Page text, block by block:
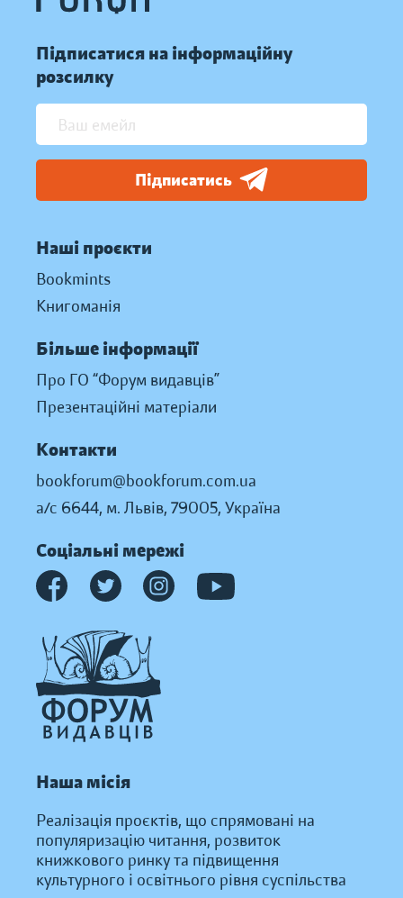
Підписатися на інформаційну
розсилку
Підписатись
Наші проєкти
Bookmints
Книгоманія
Більше інформації
Про ГО “Форум видавців”
Презентаційні матеріали
Контакти
bookforum@bookforum.com.ua
а/с 6644, м. Львів, 79005, Україна
Соціальні мережі
Наша місія
Реалізація проєктів, що спрямовані на
популяризацію читання, розвиток
книжкового ринку та підвищення
культурного і освітнього рівня суспільства